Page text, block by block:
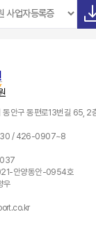
안구 동편로13번길 65, 2
/ 426-0907~8
안양동안-0954호
우